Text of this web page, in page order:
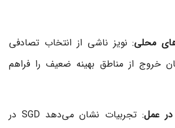
محلی: نویز ناشی از انتخاب تصادفی
خروج از مناطق بهینه ضعیف را فراهم
در عمل
: تجربیات نشان می‌دهد SGD در